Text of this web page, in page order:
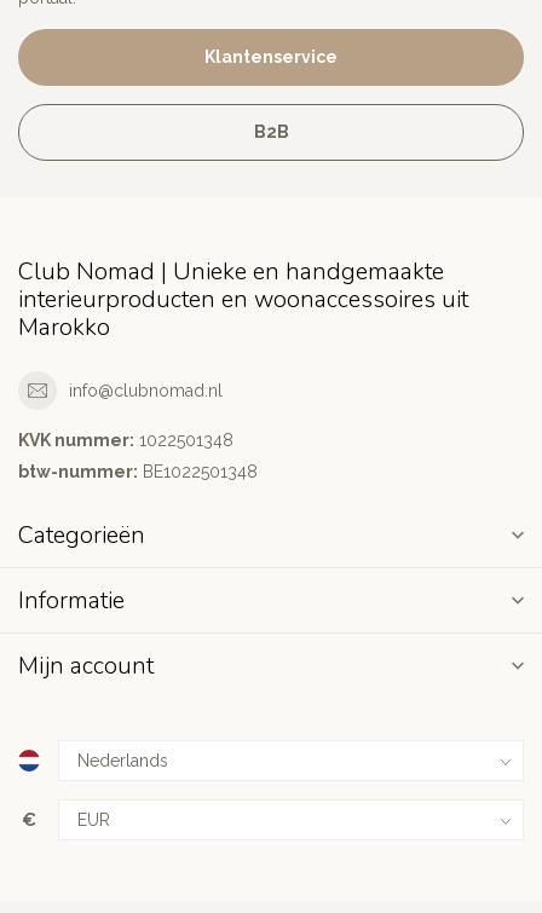
Klantenservice
B2B
Club Nomad | Unieke en handgemaakte
interieurproducten en woonaccessoires uit
Marokko
info@clubnomad.nl
KVK nummer: 1022501348
btw-nummer: BE1022501348
Categorieën
Informatie
Mijn account
€